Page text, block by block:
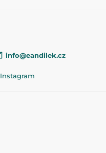
info@eandilek.cz
Instagram